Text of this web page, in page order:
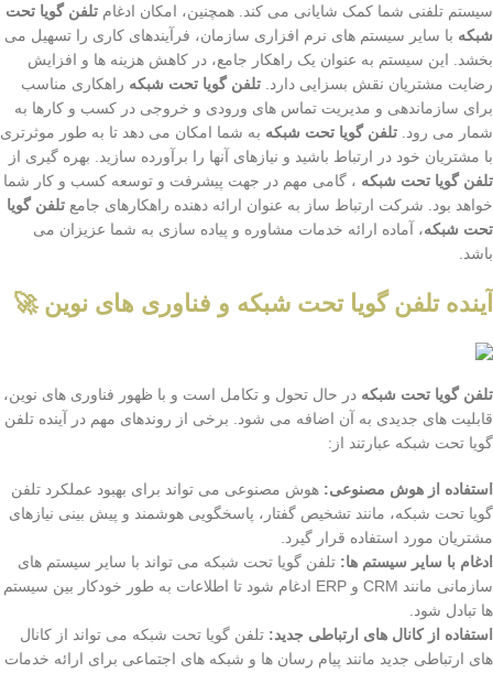
سیستم تلفنی شما کمک شایانی می کند. همچنین، امکان ادغام تلفن گویا تحت
شبکه با سایر سیستم های نرم افزاری سازمان، فرآیندهای کاری را تسهیل می
بخشد. این سیستم به عنوان یک راهکار جامع، در کاهش هزینه ها و افزایش
رضایت مشتریان نقش بسزایی دارد. تلفن گویا تحت شبکه راهکاری مناسب
برای سازماندهی و مدیریت تماس های ورودی و خروجی در کسب و کارها به
شمار می رود. تلفن گویا تحت شبکه به شما امکان می دهد تا به طور موثرتری
با مشتریان خود در ارتباط باشید و نیازهای آنها را برآورده سازید. بهره گیری از
تلفن گویا تحت شبکه ، گامی مهم در جهت پیشرفت و توسعه کسب و کار شما
خواهد بود. شرکت ارتباط ساز به عنوان ارائه دهنده راهکارهای جامع تلفن گویا
تحت شبکه، آماده ارائه خدمات مشاوره و پیاده سازی به شما عزیزان می
باشد.
آینده تلفن گویا تحت شبکه و فناوری های نوین 🚀
تلفن گویا تحت شبکه در حال تحول و تکامل است و با ظهور فناوری های نوین،
قابلیت های جدیدی به آن اضافه می شود. برخی از روندهای مهم در آینده تلفن
گویا تحت شبکه عبارتند از:
استفاده از هوش مصنوعی: هوش مصنوعی می تواند برای بهبود عملکرد تلفن
گویا تحت شبکه، مانند تشخیص گفتار، پاسخگویی هوشمند و پیش بینی نیازهای
مشتریان مورد استفاده قرار گیرد.
ادغام با سایر سیستم ها: تلفن گویا تحت شبکه می تواند با سایر سیستم های
سازمانی مانند CRM و ERP ادغام شود تا اطلاعات به طور خودکار بین سیستم
ها تبادل شود.
استفاده از کانال های ارتباطی جدید: تلفن گویا تحت شبکه می تواند از کانال
های ارتباطی جدید مانند پیام رسان ها و شبکه های اجتماعی برای ارائه خدمات